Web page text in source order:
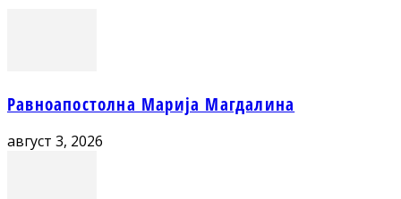
Равноапостолна Марија Магдалина
август 3, 2026